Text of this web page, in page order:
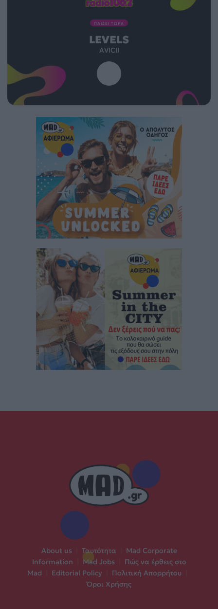
ΠΑΙΖΕΙ ΤΩΡΑ
LEVELS
AVICII
About us Ταυτότητα
Mad Corporate
Information
Mad Jobs
Πώς να έρθεις στο
Mad
Editorial Policy Πολιτική Απορρήτου
Όροι Χρήσης